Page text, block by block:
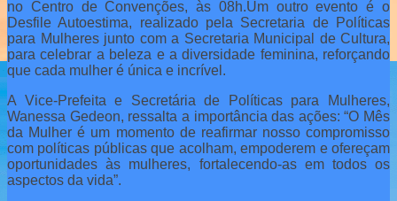
no Centro de Convenções, às 08h.Um outro evento é o
Desfile Autoestima, realizado pela Secretaria de Políticas
para Mulheres junto com a Secretaria Municipal de Cultura,
para celebrar a beleza e a diversidade feminina, reforçando
que cada mulher é única e incrível.
A Vice-Prefeita e Secretária de Políticas para Mulheres,
Wanessa Gedeon, ressalta a importância das ações: “O Mês
da Mulher é um momento de reafirmar nosso compromisso
com políticas públicas que acolham, empoderem e ofereçam
oportunidades às mulheres, fortalecendo-as em todos os
aspectos da vida”.